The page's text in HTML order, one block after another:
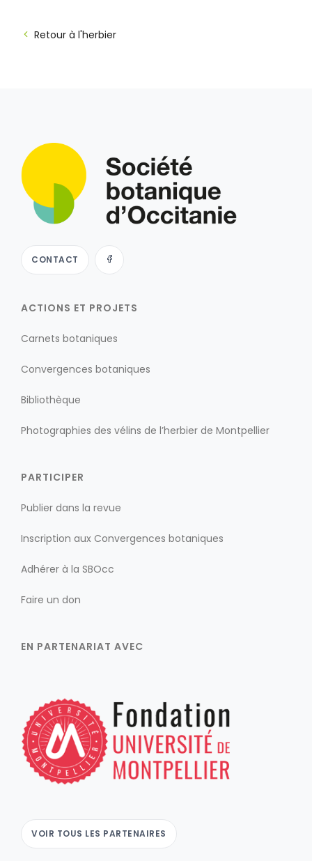
Retour à l'herbier
CONTACT
ACTIONS ET PROJETS
Carnets botaniques
Convergences botaniques
Bibliothèque
Photographies des vélins de l’herbier de Montpellier
PARTICIPER
Publier dans la revue
Inscription aux Convergences botaniques
Adhérer à la SBOcc
Faire un don
EN PARTENARIAT AVEC
VOIR TOUS LES PARTENAIRES